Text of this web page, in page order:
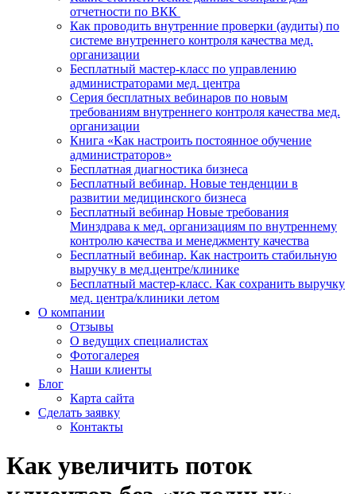
отчетности по ВКК
Как проводить внутренние проверки (аудиты) по
системе внутреннего контроля качества мед.
организации
Бесплатный мастер-класс по управлению
администраторами мед. центра
Серия бесплатных вебинаров по новым
требованиям внутреннего контроля качества мед.
организации
Книга «Как настроить постоянное обучение
администраторов»
Бесплатная диагностика бизнеса
Бесплатный вебинар. Новые тенденции в
развитии медицинского бизнеса
Бесплатный вебинар Новые требования
Минздрава к мед. организациям по внутреннему
контролю качества и менеджменту качества
Бесплатный вебинар. Как настроить стабильную
выручку в мед.центре/клинике
Бесплатный мастер-класс. Как сохранить выручку
мед. центра/клиники летом
О компании
Отзывы
О ведущих специалистах
Фотогалерея
Наши клиенты
Блог
Карта сайта
Сделать заявку
Контакты
Как увеличить поток